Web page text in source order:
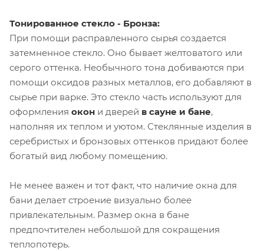
Тонированное стекло - Бронза:
При помощи расправленного сырья создается
затемненное стекло. Оно бывает желтоватого или
серого оттенка. Необычного тона добиваются при
помощи оксидов разных металлов, его добавляют в
сырье при варке. Это стекло часть используют для
оформления окон и дверей в сауне и бане,
наполняя их теплом и уютом. Стеклянные изделия в
серебристых и бронзовых оттенков придают более
богатый вид любому помещению.
Не менее важен и тот факт, что наличие окна для
бани делает строение визуально более
привлекательным. Размер окна в бане
предпочтителен небольшой для сокращения
теплопотерь.